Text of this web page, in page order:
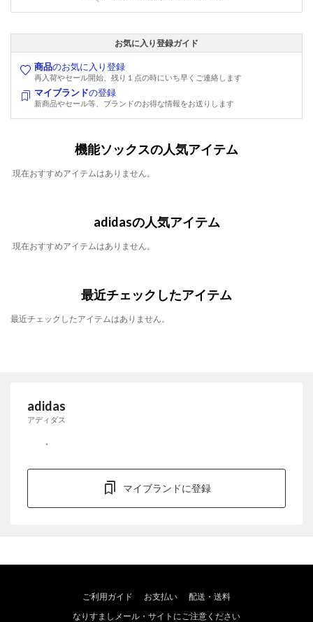
お気に入り登録ガイド
商品のお気に入り登録
再入荷やセール開始、残り１点の時にいち早くご連絡します
マイブランドの登録
新商品やセール等、ブランドのお得な情報をお送りします
機能ソックスの人気アイテム
現在おすすめアイテムはありません。
adidasの人気アイテム
現在おすすめアイテムはありません。
最近チェックしたアイテム
最近チェックしたアイテムはありません。
adidas
アディダス
マイブランドに登録
ご利用ガイド お支払い
配送・送料
なりすましメール・サイトにご注意ください